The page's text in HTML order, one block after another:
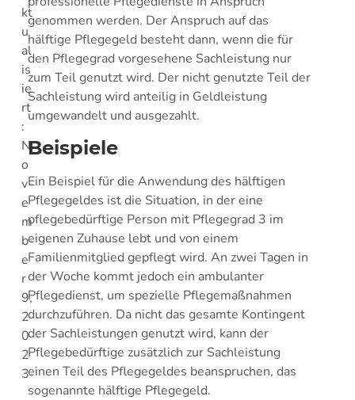
kt
u
al
is
ie
rt
:
N
o
v
e
m
b
e
r
9,
2
0
2
3
genommen werden. Der Anspruch auf das
hälftige Pflegegeld besteht dann, wenn die für
den Pflegegrad vorgesehene Sachleistung nur
zum Teil genutzt wird. Der nicht genutzte Teil der
Sachleistung wird anteilig in Geldleistung
umgewandelt und ausgezahlt.
Beispiele
Ein Beispiel für die Anwendung des hälftigen
Pflegegeldes ist die Situation, in der eine
pflegebedürftige Person mit Pflegegrad 3 im
eigenen Zuhause lebt und von einem
Familienmitglied gepflegt wird. An zwei Tagen in
der Woche kommt jedoch ein ambulanter
Pflegedienst, um spezielle Pflegemaßnahmen
durchzuführen. Da nicht das gesamte Kontingent
der Sachleistungen genutzt wird, kann der
Pflegebedürftige zusätzlich zur Sachleistung
einen Teil des Pflegegeldes beanspruchen, das
sogenannte hälftige Pflegegeld.